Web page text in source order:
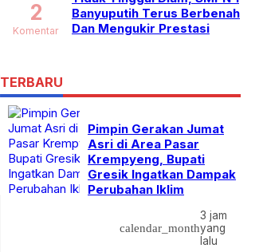
Banyuputih Terus Berbenah
Dan Mengukir Prestasi
2
Komentar
TERBARU
Pimpin Gerakan Jumat
Asri di Area Pasar
Krempyeng, Bupati
Gresik Ingatkan Dampak
Perubahan Iklim
calendar_month
3 jam
yang
lalu